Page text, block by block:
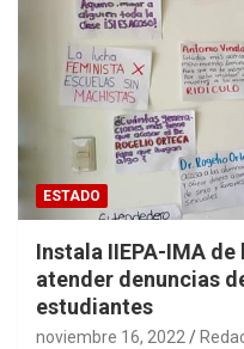
ESTADO
Instala IIEPA-IMA
atender denuncias
estudiantes
noviembre 16, 2022